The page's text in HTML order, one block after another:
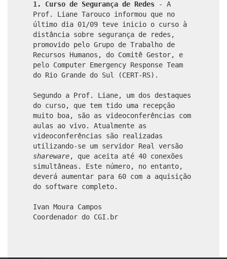
1. Curso de Segurança de Redes
- A
Prof. Liane Tarouco informou que no
último dia 01/09 teve inicio o curso à
distância sobre segurança de redes,
promovido pelo Grupo de Trabalho de
Recursos Humanos, do Comitê Gestor, e
pelo Computer Emergency Response Team
do Rio Grande do Sul (CERT-RS).
Segundo a Prof. Liane, um dos destaques
do curso, que tem tido uma recepção
muito boa, são as videoconferências com
aulas ao vivo. Atualmente as
videoconferências são realizadas
utilizando-se um servidor Real versão
shareware, que aceita até 40 conexões
simultâneas. Este número, no entanto,
deverá aumentar para 60 com a aquisição
do software completo.
Ivan Moura Campos
Coordenador do CGI.br